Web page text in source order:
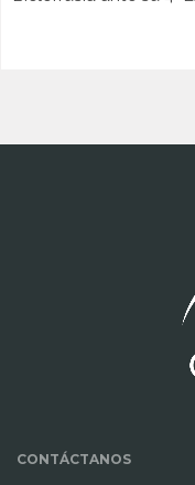
CONTÁCTANOS